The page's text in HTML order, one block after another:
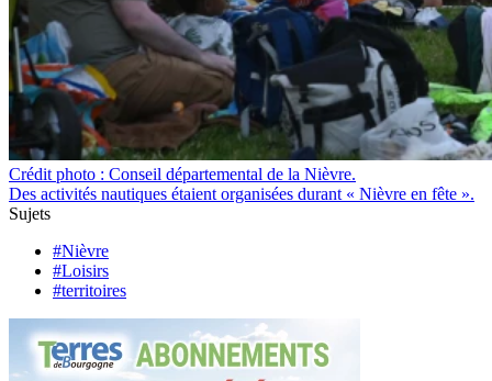
Crédit photo : Conseil départemental de la Nièvre.
Des activités nautiques étaient organisées durant « Nièvre en fête ».
Sujets
#Nièvre
#Loisirs
#territoires